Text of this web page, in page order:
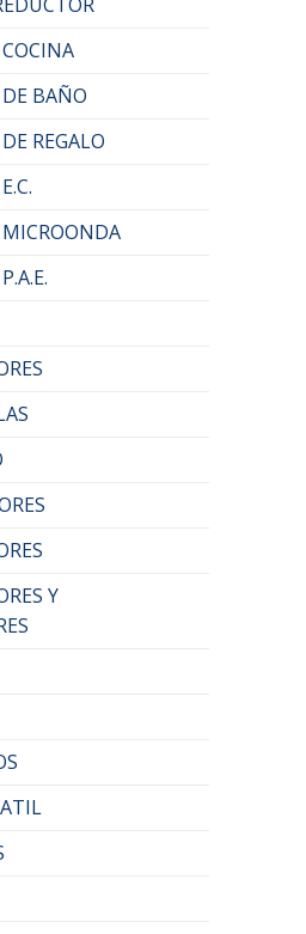
DE BAÑO
REGALO
MICROONDA
Y